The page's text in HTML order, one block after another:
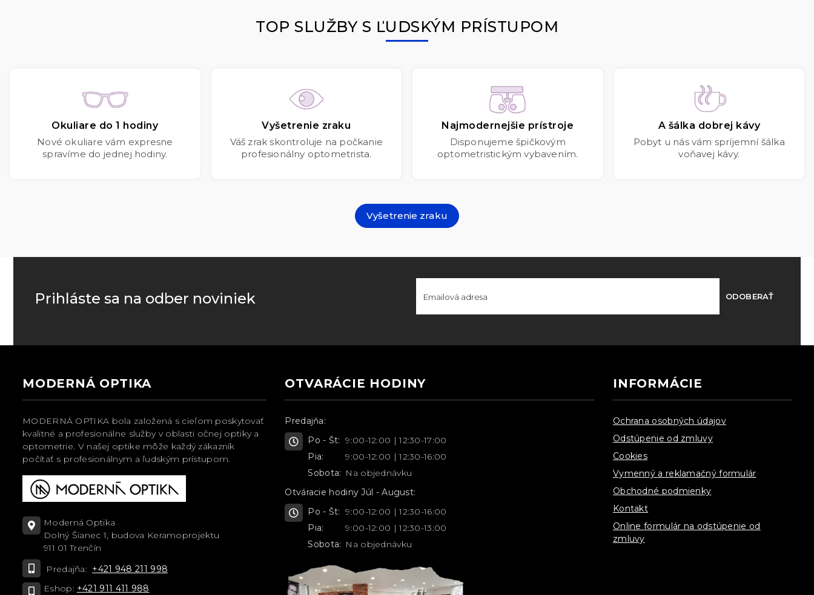
TOP SLUŽBY S ĽUDSKÝM PRÍSTUPOM
Okuliare do 1 hodiny
Nové okuliare vám expresne
spravíme do jednej hodiny.
Vyšetrenie zraku
Váš zrak skontroluje na počkanie
profesionálny optometrista.
Najmodernejšie prístroje
Disponujeme špičkovým
optometristickým vybavením.
A šálka dobrej kávy
Pobyt u nás vám spríjemní šálka
voňavej kávy.
Vyšetrenie zraku
Prihláste sa na odber noviniek ODOBERAŤ
MODERNÁ OPTIKA
MODERNÁ OPTIKA bola založená s cieľom poskytovať
kvalitné a profesionálne služby v oblasti očnej optiky a
optometrie. V našej optike môže každý zákazník
počítať s profesionálnym a ľudským prístupom.
Moderná Optika
Dolný Šianec 1, budova Keramoprojektu
911 01 Trenčín
Predajňa: +421 948 211 998
Eshop: +421 911 411 988
OTVARÁCIE HODINY
Predajňa:
Po - Št: 9:00-12:00 | 12:30-17:00
Pia:
9:00-12:00 | 12:30-16:00
Sobota: Na objednávku
Otváracie hodiny Júl - August:
Po - Št: 9:00-12:00 | 12:30-16:00
Pia:
9:00-12:00 | 12:30-13:00
Sobota: Na objednávku
INFORMÁCIE
Ochrana osobných údajov
Odstúpenie od zmluvy
Cookies
Vymenný a reklamačný formulár
Obchodné podmienky
Kontakt
Online formulár na odstúpenie od
zmluvy